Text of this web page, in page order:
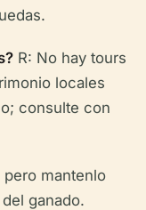
R: No hay tours
locales
consulte con
pero mantenlo
ganado.